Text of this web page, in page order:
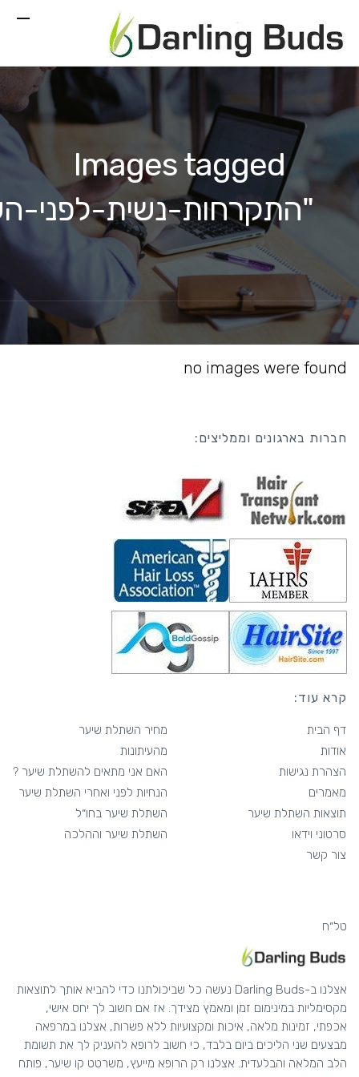
Images tagged
"התקרחות-נשית-לפני-
no images were found
חברות בארגונים וממליצים:
קרא עוד:
דף הבית
אודות
הצהרת נגישות
מאמרים
תוצאות השתלת שיער
סרטוני וידאו
צור קשר
מחיר השתלת שיער
מהעיתונות
האם אני מתאים להשתלת שיער ?
הנחיות לפני ואחרי השתלת שיער
השתלת שיער בחו״ל
השתלת שיער וההלכה
טל״ח
אצלנו ב-Darling Buds נעשה כל שביכולתנו כדי להביא אותך לתוצאות
מקסימליות במינימום זמן ומאמץ מצידך. אז אם חשוב לך יחס אישי,
אכפתי, זמינות מלאה, איכות ומקצועיות ללא פשרות, אצלנו במרפאה
מבצעים שני הליכים ביום בלבד, כי חשוב לרופא להעניק לך את תשומת
הלב המלאה והבלעדית. אצלנו רק הרופא מייעץ, משרטט קו שיער, פותח